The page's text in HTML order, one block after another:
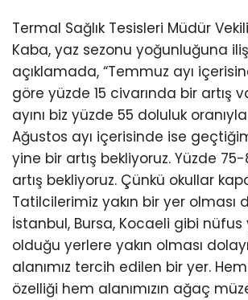
Termal Sağlık Tesisleri Müdür
Kaba, yaz sezonu yoğunluğuna
açıklamada, “Temmuz ayı
göre yüzde 15 civarında bir artış
ayını biz yüzde 55 doluluk
Ağustos ayı içerisinde ise
yine bir artış bekliyoruz. Yüzde
artış bekliyoruz. Çünkü okullar
Tatilcilerimiz yakın bir yer olması
İstanbul, Bursa, Kocaeli gibi
olduğu yerlere yakın olması
alanımız tercih edilen bir yer.
özelliği hem alanımızın ağaç